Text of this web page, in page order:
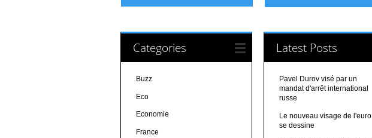
Categories
Buzz
Eco
Economie
France
Latest Posts
Pavel Durov visé par un
mandat d'arrêt international
russe
Le nouveau visage de l'euro
se dessine